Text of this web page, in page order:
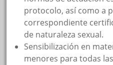
protocolo, así como a
correspondiente
de naturaleza sexual.
Sensibilización en
menores para todas